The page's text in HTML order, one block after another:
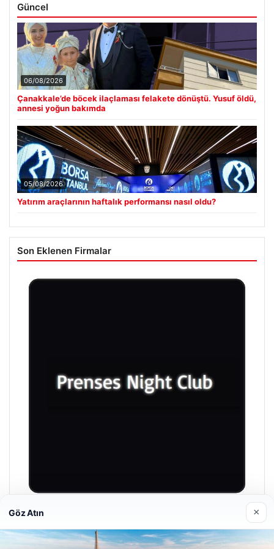
Güncel
06/08/2026
Çanakkale’de böcek ilaçlaması felakete dönüştü. Yusuf öldü,
annesi yoğun bakımda
05/08/2026
Yatırım araçlarının haftalık performansı nasıl oldu?
Son Eklenen Firmalar
Prenses Night Club
29/04/2026
Göz Atın ×